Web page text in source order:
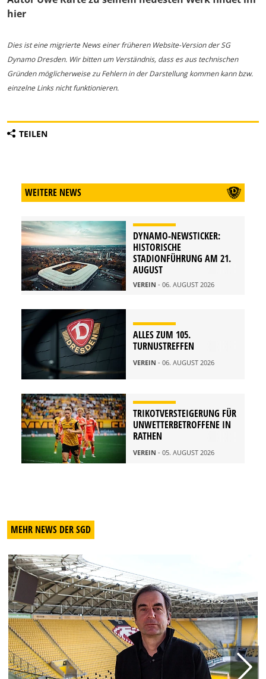
hier
Dies ist eine migrierte News einer früheren Website-Version der SG
Dynamo Dresden. Wir bitten um Verständnis, dass es aus technischen
Gründen möglicherweise zu Fehlern in der Darstellung kommen kann bzw.
einzelne Links nicht funktionieren.
TEILEN
WEITERE NEWS
DYNAMO-NEWSTICKER:
HISTORISCHE
STADIONFÜHRUNG AM 21.
AUGUST
VEREIN - 06. AUGUST 2026
ALLES ZUM 105.
TURNUSTREFFEN
VEREIN - 06. AUGUST 2026
TRIKOTVERSTEIGERUNG FÜR
UNWETTERBETROFFENE IN
RATHEN
VEREIN - 05. AUGUST 2026
MEHR NEWS DER SGD